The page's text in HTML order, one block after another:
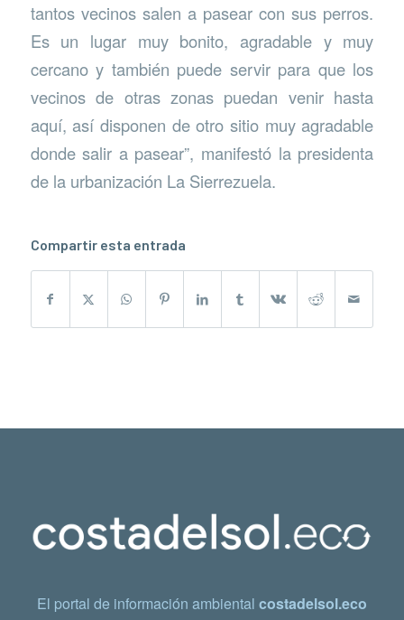
tantos vecinos salen a pasear con sus perros.
Es un lugar muy bonito, agradable y muy
cercano y también puede servir para que los
vecinos de otras zonas puedan venir hasta
aquí, así disponen de otro sitio muy agradable
donde salir a pasear”, manifestó la presidenta
de la urbanización La Sierrezuela.
Compartir esta entrada
El portal de información ambiental costadelsol.eco